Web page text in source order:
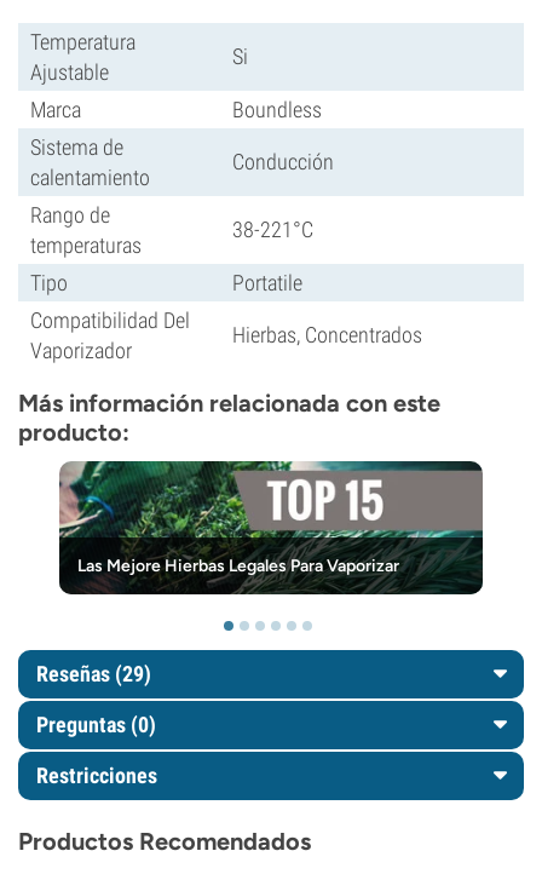
Temperatura
Ajustable
Si
Marca
Boundless
Sistema de
calentamiento
Conducción
Rango de
temperaturas
38-221°C
Tipo
Portatile
Compatibilidad Del
Vaporizador
Hierbas, Concentrados
Más información relacionada con este
producto:
Las Mejore Hierbas Legales Para Vaporizar
Reseñas (29)
Preguntas (0)
Restricciones
Productos Recomendados